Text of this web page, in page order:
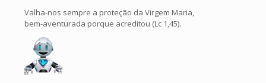
Valha-nos sempre a proteção da Virgem Maria,
bem-aventurada porque acreditou (Lc 1,45).